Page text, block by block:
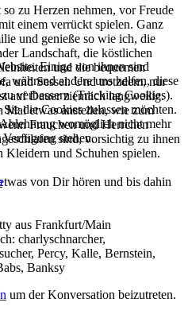
zu Herzen nehmen, vor Freude
einem verrückt spielen. Ganz
und genieße so wie ich, die
Landschaft, die köstlichen
und die bequemen
und Sessel. Und trotzdem, nur
auf Dauer ziemlich langweilig.
Mal etwas anstellen, wie zum
Frauchen und Herrchen
sind, vorsichtig zu ihnen
Kleidern und Schuhen spielen.
von Dir hören und bis dahin
aus Frankfurt/Main
charlyschnarcher,
, Percy, Kalle, Bernstein,
, Banksy
um der Konversation beizutreten.
Einige von ihnen sind
während andere uns helfen, diese
verbessern (Tracking Cookies).
die Cookies zulassen möchten.
womöglich nicht mehr
stehen.